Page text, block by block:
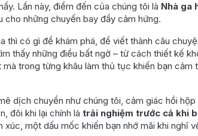
Lần này, điểm đến của chúng tôi là Nhà ga
cho những chuyến bay đầy cảm hứng.
thì có gì để khám phá, để viết thành câu
thấy những điều bất ngờ – từ cách thiết kế
trong từng khâu làm thủ tục khiến bạn cảm
dịch chuyển như chúng tôi, cảm giác hồi
đôi khi lại chính là trải nghiệm trước cả khi
một dấu mốc khiến bạn nhớ mãi khi nghĩ